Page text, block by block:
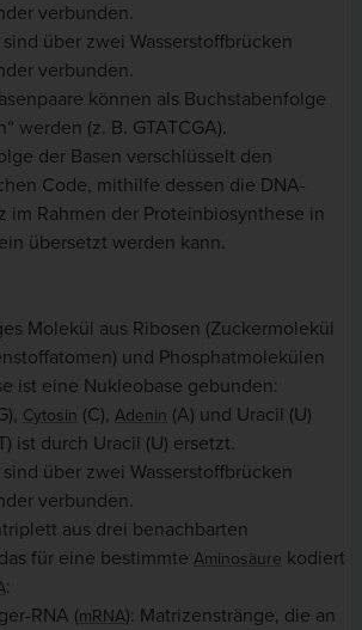
verbunden.
über zwei Wasserstoffbrücken
verbunden.
können als Buchstabenfolge
werden (z. B. GTATCGA).
der Basen verschlüsselt den
Code, mithilfe dessen die DNA-
im Rahmen der Proteinbiosynthese in
übersetzt werden kann.
Molekül aus Ribosen (Zuckermolekül
und Phosphatmolekülen
ist eine Nukleobase gebunden:
Cytosin (C), Adenin (A) und Uracil (U)
ist durch Uracil (U) ersetzt.
über zwei Wasserstoffbrücken
verbunden.
aus drei benachbarten
für eine bestimmte Aminosäure kodiert
:
RNA (mRNA): Matrizenstränge, die an